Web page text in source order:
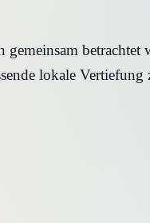
lokale Vertiefung